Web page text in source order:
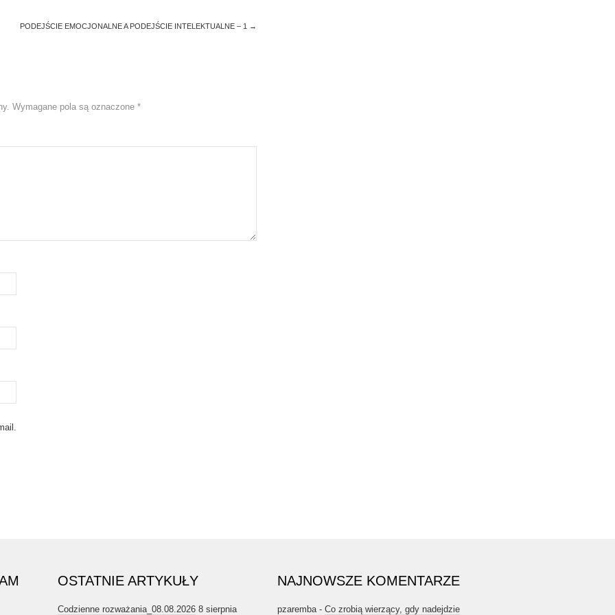
PODEJŚCIE EMOCJONALNE A PODEJŚCIE INTELEKTUALNE – 1 →
Wymagane pola są oznaczone *
OSTATNIE ARTYKUŁY
Codzienne rozważania_08.08.2026 8 sierpnia
NAJNOWSZE KOMENTARZE
pzaremba - Co zrobią wierzący, gdy nadejdzie